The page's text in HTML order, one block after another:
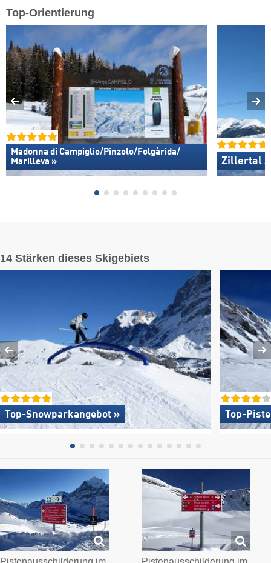
Top-Orientierung
Madonna di Campiglio/​Pinzolo/​Folgàrida/​
Marilleva »
Zillertal
14 Stärken dieses Skigebiets
Top-Snowparkangebot » Top-